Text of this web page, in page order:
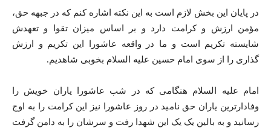
در پایان این بخش لازم است به این نکته اشاره کنم که در جبهه حق،
مؤمن ارزش و کرامت دارد و بر اساس میزان تقوا و تعهدش
شایسته تکریم است و ما در واقعه عاشورا این تکریم و ارزش
گذاری را از سوی امام حسین علیه السلام بخوبی شاهدیم.
امام علیه السلام هنگامی که در شب عاشورا یاران خویش را
وفادارترین یاران حق نامید در روز عاشورا نیز این کرامت را به اوج
رسانید و به بالین یک یک این شهدا رفت و سرشان را به دامن گرفت